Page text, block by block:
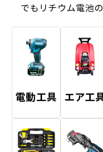
でもリチウム電池
電動工具 エア工